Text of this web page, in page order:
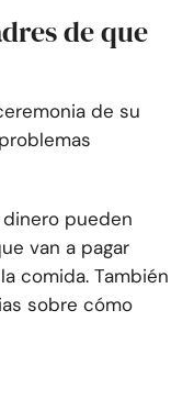
de que
de su
pueden
van a pagar
comida. También
sobre cómo